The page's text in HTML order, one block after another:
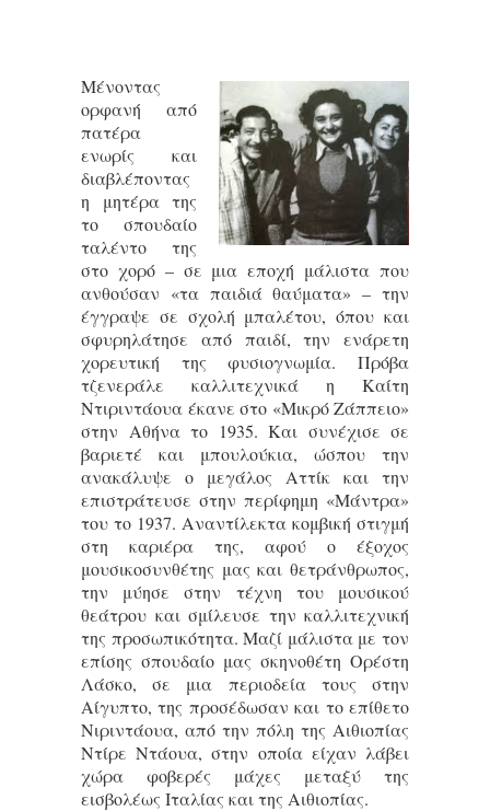
Μένοντας
ορφανή από
πατέρα
ενωρίς και
διαβλέποντας
η μητέρα της
το σπουδαίο
ταλέντο της
στο χορό – σε μια εποχή μάλιστα που
ανθούσαν «τα παιδιά θαύματα» – την
έγγραψε σε σχολή μπαλέτου, όπου και
σφυρηλάτησε από παιδί, την ενάρετη
χορευτική της φυσιογνωμία. Πρόβα
τζενεράλε καλλιτεχνικά η Καίτη
Ντιριντάουα έκανε στο «Μικρό Ζάππειο»
στην Αθήνα το 1935. Και συνέχισε σε
βαριετέ και μπουλούκια, ώσπου την
ανακάλυψε ο μεγάλος Αττίκ και την
επιστράτευσε στην περίφημη «Μάντρα»
του το 1937. Αναντίλεκτα κομβική στιγμή
στη καριέρα της, αφού ο έξοχος
μουσικοσυνθέτης μας και θετράνθρωπος,
την μύησε στην τέχνη του μουσικού
θεάτρου και σμίλευσε την καλλιτεχνική
της προσωπικότητα. Μαζί μάλιστα με τον
επίσης σπουδαίο μας σκηνοθέτη Ορέστη
Λάσκο, σε μια περιοδεία τους στην
Αίγυπτο, της προσέδωσαν και το επίθετο
Νιριντάουα, από την πόλη της Αιθιοπίας
Ντίρε Ντάουα, στην οποία είχαν λάβει
χώρα φοβερές μάχες μεταξύ της
εισβολέως Ιταλίας και της Αιθιοπίας.